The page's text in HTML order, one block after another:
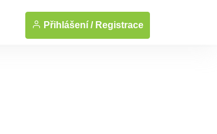
Přihlášení / Registrace
... Zobrazit fotografie